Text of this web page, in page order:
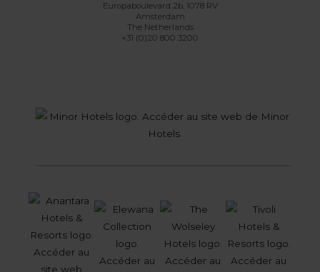
Europaboulevard 2b, 1078 RV
Amsterdam
The Netherlands
+31 (0)20 800 3200